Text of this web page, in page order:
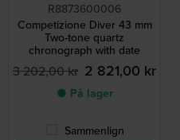
R8873600006
Competizione Diver 43 mm
Two-tone quartz
chronograph with date
3 202,00 kr 2 821,00 kr
● På lager
Sammenlign